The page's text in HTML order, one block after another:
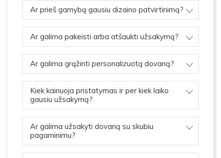
Ar prieš gamybą gausiu dizaino patvirtinimą?
Ar galima pakeisti arba atšaukti užsakymą?
Ar galima grąžinti personalizuotą dovaną?
Kiek kainuoja pristatymas ir per kiek laiko
gausiu užsakymą?
Ar galima užsakyti dovaną su skubiu
pagaminimu?